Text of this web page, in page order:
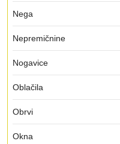
Nega
Nepremičnine
Nogavice
Oblačila
Obrvi
Okna